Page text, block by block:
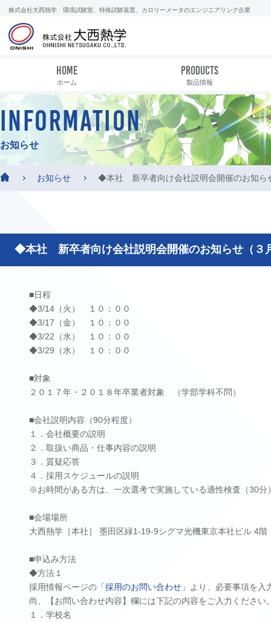
株式会社大西熱学 環境試験室、特殊試験装置、カロリーメータのエンジニアリング企業
HOME
ホーム
PRODUCTS
製品情報
INFORMATION
お知らせ
お知らせ ◆本社 新卒者向け会社説明会開催のお知ら
◆本社 新卒者向け会社説明会開催のお知らせ（３
■日程
◆3/14（火） １０：００
◆3/17（金） １０：００
◆3/22（水） １０：００
◆3/29（水） １０：００
■対象
２０１７年・２０１８年卒業者対象 （学部学科不問）
■会社説明内容（90分程度）
１．会社概要の説明
２．取扱い商品・仕事内容の説明
３．質疑応答
４．採用スケジュールの説明
※お時間がある方は、一次選考で実施している適性検査（30
■会場場所
大西熱学［本社］ 墨田区緑1-19-9シグマ光機東京本社ビル 4
■申込み方法
◆方法１
採用情報ページの 「採用のお問い合わせ」 より、必要事項を入
尚、【お問い合わせ内容】欄には下記の内容をご入力ください
１．学校名